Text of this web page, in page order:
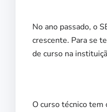
No ano passado, o
crescente. Para se
de curso na
O curso técnico